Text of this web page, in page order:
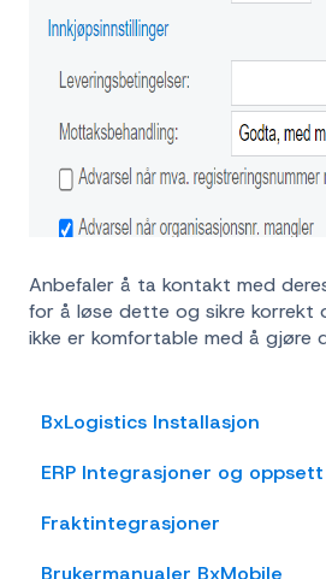
Anbefaler å ta kontakt med
for å løse dette og sikre korrekt
ikke er komfortable med å gjøre
BxLogistics Installasjon
BxEngine og
BxLogistics
ERP Integrasjoner og oppsett
Visma Business
Business NXT
Fraktintegrasjoner
AxiaFrakt
Brukermanualer BxMobile